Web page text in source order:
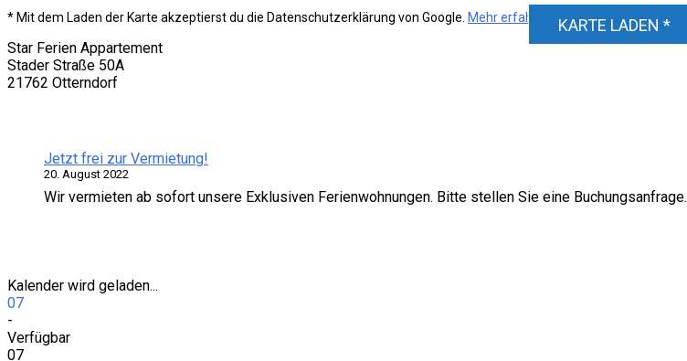
KARTE LADEN *
* Mit dem Laden der Karte akzeptierst du die Datenschutzerklärung von Google. Mehr erfahren
Star Ferien Appartement
Stader Straße 50A
21762 Otterndorf
Jetzt frei zur Vermietung!
20. August 2022
Wir vermieten ab sofort unsere Exklusiven Ferienwohnungen. Bitte stellen Sie eine Buchungsanfrage.
Kalender wird geladen...
07
-
Verfügbar
07